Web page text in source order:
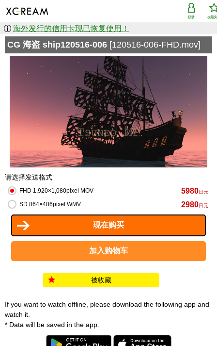
收藏
登录
海外发行的信用卡现已恢复使用！
CG 海盗 ship120516-006 [120516-006-FHD.mov]
请选择发送格式
FHD 1,920×1,080pixel MOV 5980日元
SD 864×486pixel WMV 2980日元
被收藏
If you want to watch offline, please download the following app and
watch it.
* Data will be saved in the app.